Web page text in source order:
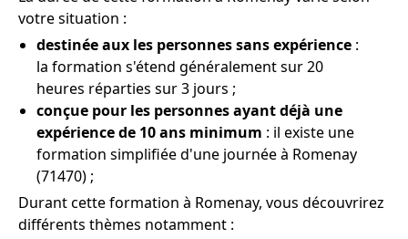
votre situation :
destinée aux les personnes sans expérience :
la formation s'étend généralement sur 20
heures réparties sur 3 jours ;
conçue pour les personnes ayant déjà une
expérience de 10 ans minimum : il existe une
formation simplifiée d'une journée à Romenay
(71470) ;
Durant cette formation à Romenay, vous découvrirez
différents thèmes notamment :